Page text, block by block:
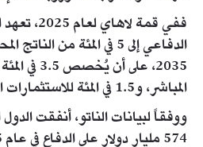
ففي قمة
الدفاعي إلى 5 في المئة من
2035، على
المباشر، و1.5 في المئة للاستثمارات المرتبطة بالدفاع.
ووفقاً لبيانات الناتو، أنفقت